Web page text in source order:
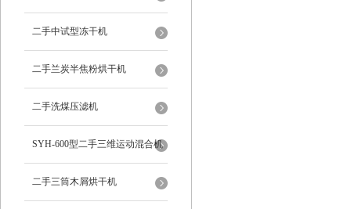
二手中试型冻干机
二手兰炭半焦粉烘干机
二手洗煤压滤机
SYH-600型二手三维运动混合机
二手三筒木屑烘干机